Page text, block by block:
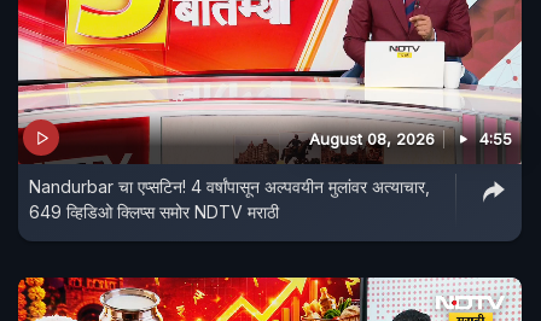
August 08, 2026 4:55
Nandurbar चा एप्सटिन! 4 वर्षांपासून अल्पवयीन मुलांवर अत्याचार,
649 व्हिडिओ क्लिप्स समोर NDTV मराठी